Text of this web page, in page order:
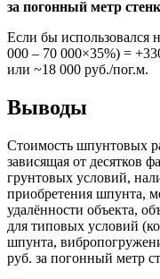
за погонный метр
Если бы использовался
000 – 70 000×35%) =
или ~18 000 руб./пог.м.
Выводы
Стоимость шпунтовых
зависящая от десятков
грунтовых условий,
приобретения шпунта,
удалённости объекта,
для типовых условий
шпунта,
руб. за погонный метр